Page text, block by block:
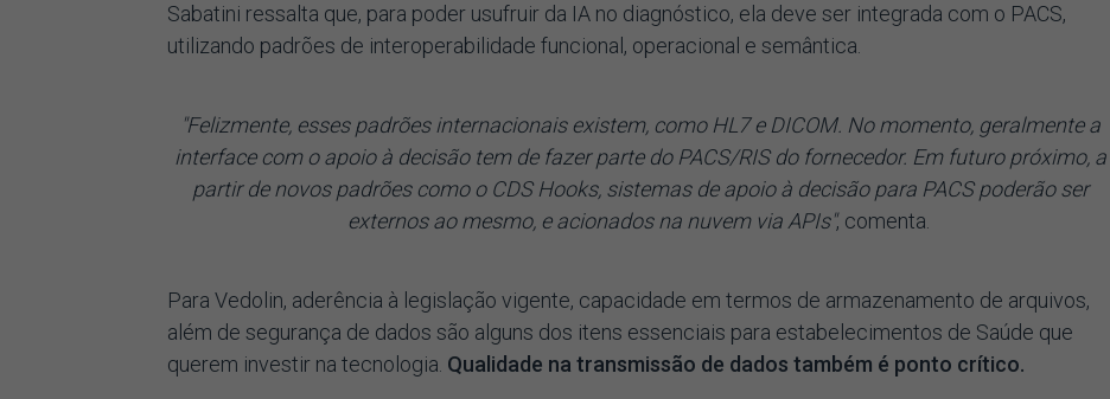
Sabatini ressalta que, para poder usufruir da IA no diagnóstico, ela deve ser integrada com o PACS,
utilizando padrões de interoperabilidade funcional, operacional e semântica.
"Felizmente, esses padrões internacionais existem, como HL7 e DICOM. No momento, geralmente a
interface com o apoio à decisão tem de fazer parte do PACS/RIS do fornecedor. Em futuro próximo, a
partir de novos padrões como o CDS Hooks, sistemas de apoio à decisão para PACS poderão ser
externos ao mesmo, e acionados na nuvem via APIs", comenta.
Para Vedolin, aderência à legislação vigente, capacidade em termos de armazenamento de arquivos,
além de segurança de dados são alguns dos itens essenciais para estabelecimentos de Saúde que
querem investir na tecnologia. Qualidade na transmissão de dados também é ponto crítico.